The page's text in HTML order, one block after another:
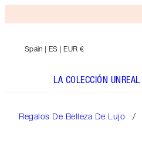
Spain | ES | EUR €
LA COLECCIÓN UNREAL
Regalos De Belleza De Lujo